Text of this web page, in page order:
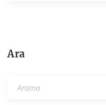
Ara